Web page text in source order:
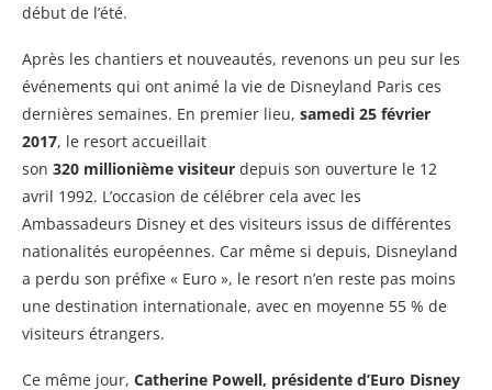
début de l’été.
Après les chantiers et nouveautés, revenons un peu sur les
événements qui ont animé la vie de Disneyland Paris ces
dernières semaines. En premier lieu, samedi 25 février
2017, le resort accueillait
son 320 millionième visiteur depuis son ouverture le 12
avril 1992. L’occasion de célébrer cela avec les
Ambassadeurs Disney et des visiteurs issus de différentes
nationalités européennes. Car même si depuis, Disneyland
a perdu son préfixe « Euro », le resort n’en reste pas moins
une destination internationale, avec en moyenne 55 % de
visiteurs étrangers.
Ce même jour, Catherine Powell, présidente d’Euro Disney